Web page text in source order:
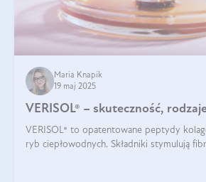
Maria Knapik
19 maj 2025
VERISOL® – skuteczność,
VERISOL® to opatentowane peptydy
ryb ciepłowodnych. Składniki stymulują fibroblasty do